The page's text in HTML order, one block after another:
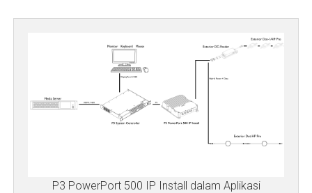
P3 PowerPort 500 IP Install dalam Aplikasi